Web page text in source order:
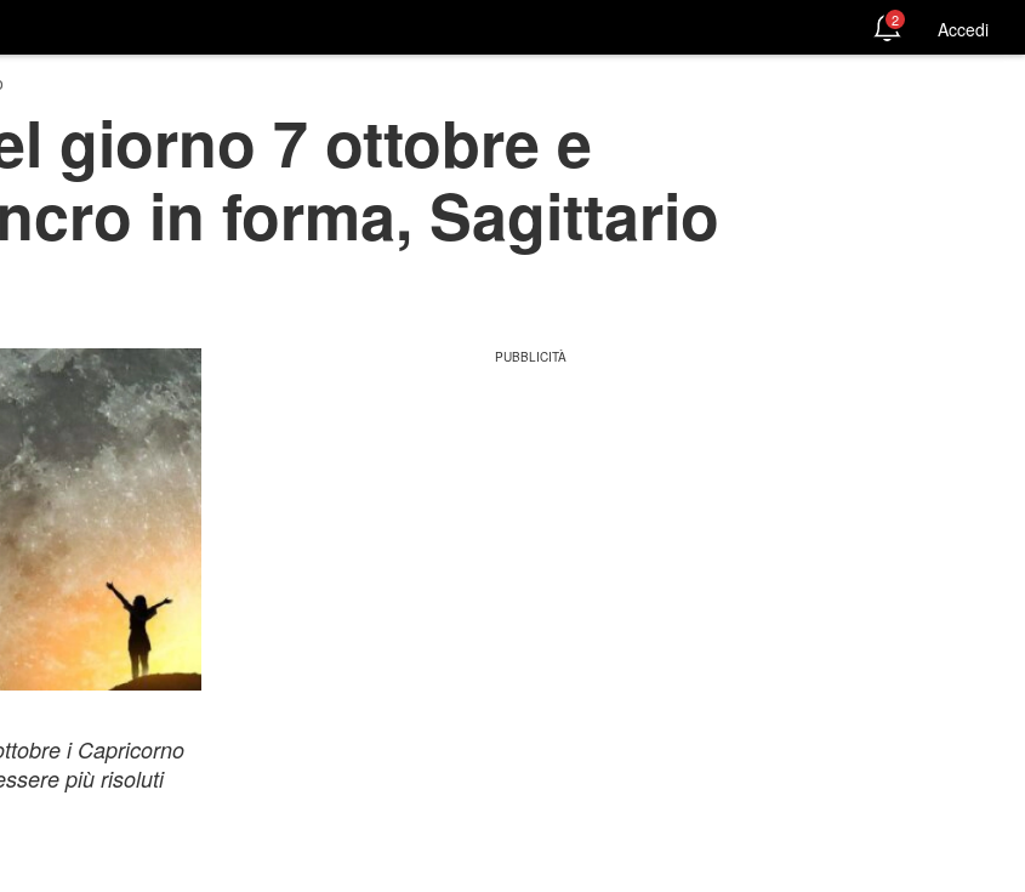
2 Accedi
giorno 7 ottobre e
in forma, Sagittario
i Capricorno
più risoluti